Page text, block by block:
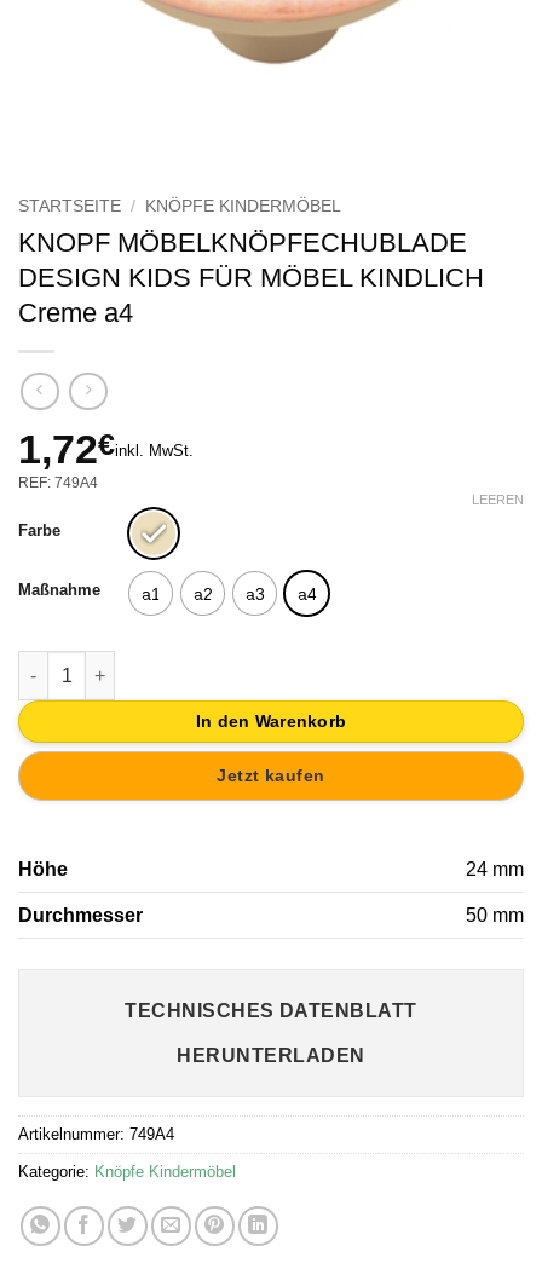
STARTSEITE / KNÖPFE KINDERMÖBEL
KNOPF MÖBELKNÖPFECHUBLADE
DESIGN KIDS FÜR MÖBEL KINDLICH
Creme a4
1,72€inkl. MwSt.
REF: 749A4
Farbe
Maßnahme a1 a2 a3 a4
LEEREN
KNOPF MÖBELKNÖPFECHUBLADE DESIGN KIDS FÜR MÖBEL
In den Warenkorb
Jetzt kaufen
Höhe 24 mm
Durchmesser 50 mm
TECHNISCHES DATENBLATT
HERUNTERLADEN
Artikelnummer: 749A4
Kategorie: Knöpfe Kindermöbel